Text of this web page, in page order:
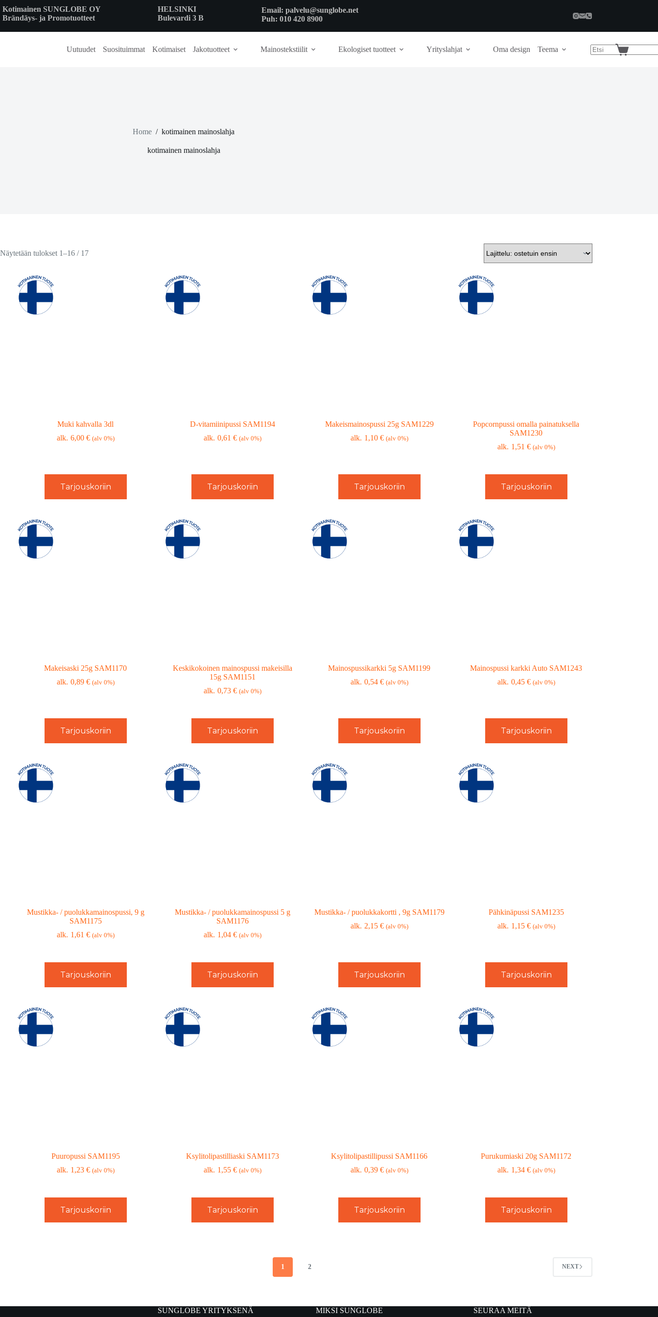
to
content
Kotimainen SUNGLOBE OY
Brändäys- ja Promotuotteet
HELSINKI
Bulevardi 3 B
Email: palvelu@sunglobe.net
Puh: 010 420 8900
Uutuudet Suosituimmat Kotimaiset Jakotuotteet Mainostekstiilit Ekologiset tuotteet Yrityslahjat Oma design Teema
Shopping
Home / kotimainen mainoslahja
kotimainen mainoslahja
Näytetään tulokset 1–16 / 17Suosituimmat
Muki kahvalla 3dl
6,00 € (alv 0%)
Tarjouskoriin
D-vitamiinipussi SAM1194
0,61 € (alv 0%)
Tarjouskoriin
Makeismainospussi 25g SAM1229
1,10 € (alv 0%)
Tarjouskoriin
Popcornpussi omalla painatuksella
SAM1230
1,51 € (alv 0%)
Tarjouskoriin
Makeisaski 25g SAM1170
0,89 € (alv 0%)
Tarjouskoriin
Keskikokoinen mainospussi makeisilla
15g SAM1151
0,73 € (alv 0%)
Tarjouskoriin
Mainospussikarkki 5g SAM1199
0,54 € (alv 0%)
Tarjouskoriin
Mainospussi karkki Auto SAM1243
0,45 € (alv 0%)
Tarjouskoriin
Mustikka- / puolukkamainospussi, 9 g
SAM1175
1,61 € (alv 0%)
Tarjouskoriin
Mustikka- / puolukkamainospussi 5 g
SAM1176
1,04 € (alv 0%)
Tarjouskoriin
Mustikka- / puolukkakortti , 9g SAM1179
2,15 € (alv 0%)
Tarjouskoriin
Pähkinäpussi SAM1235
1,15 € (alv 0%)
Tarjouskoriin
Puuropussi SAM1195
1,23 € (alv 0%)
Tarjouskoriin
Ksylitolipastilliaski SAM1173
1,55 € (alv 0%)
Tarjouskoriin
Ksylitolipastillipussi SAM1166
0,39 € (alv 0%)
Tarjouskoriin
Purukumiaski 20g SAM1172
1,34 € (alv 0%)
Tarjouskoriin
1 2 NEXT
SUNGLOBE YRITYKSENÄ MIKSI SUNGLOBE SEURAA MEITÄ